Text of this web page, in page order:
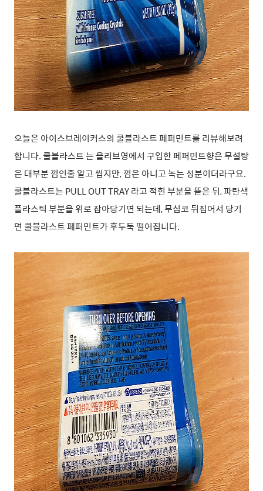
오늘은 아이스브레이커스의 쿨블라스트 페퍼민트를 리뷰해보려
합니다. 쿨블라스트 는 올리브영에서 구입한 페퍼민트향은 무설탕
은 대부분 껌인줄 알고 씹지만, 껌은 아니고 녹는 성분이더라구요.
쿨블라스트는 PULL OUT TRAY 라고 적힌 부분을 뜯은 뒤, 파란색
플라스틱 부분을 위로 잡아당기면 되는데, 무심코 뒤집어서 당기
면 쿨블라스트 페퍼민트가 후두둑 떨어집니다.